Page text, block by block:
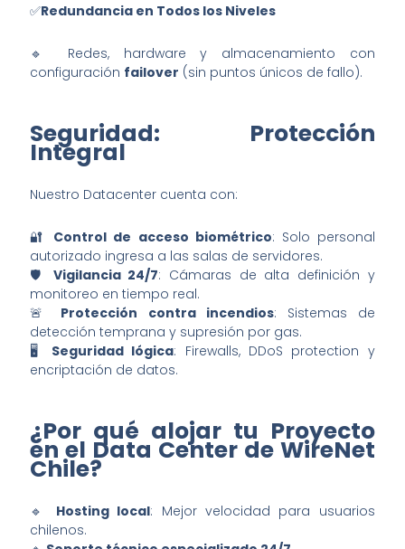
✅Redundancia en Todos los Niveles
🔹 Redes, hardware y almacenamiento con
configuración failover (sin puntos únicos de fallo).
Seguridad: Protección
Integral
Nuestro Datacenter cuenta con:
🔐 Control de acceso biométrico: Solo personal
autorizado ingresa a las salas de servidores.
🛡️ Vigilancia 24/7: Cámaras de alta definición y
monitoreo en tiempo real.
🚨 Protección contra incendios: Sistemas de
detección temprana y supresión por gas.
🖥️ Seguridad lógica: Firewalls, DDoS protection y
encriptación de datos.
¿Por qué alojar tu Proyecto
en el Data Center de WireNet
Chile?
🔹 Hosting local: Mejor velocidad para usuarios
chilenos.